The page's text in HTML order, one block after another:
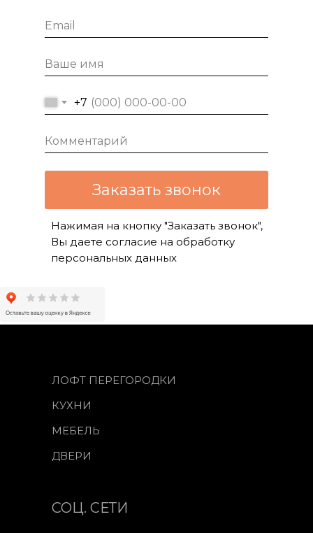
+7
Заказать звонок
Нажимая на кнопку "Заказать звонок",
Вы даете согласие на обработку
персональных данных
СОЦ. СЕТИ
КУХНИ
ДВЕРИ
МЕБЕЛЬ
ЛОФТ ПЕРЕГОРОДКИ